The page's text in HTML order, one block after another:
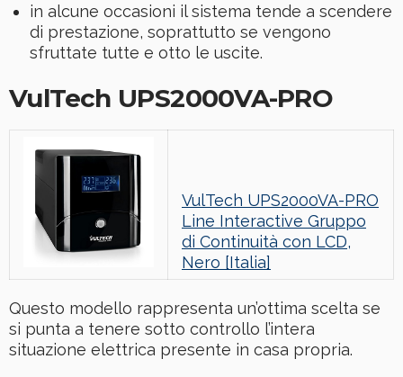
in alcune occasioni il sistema tende a scendere
di prestazione, soprattutto se vengono
sfruttate tutte e otto le uscite.
VulTech UPS2000VA-PRO
VulTech UPS2000VA-PRO
Line Interactive Gruppo
di Continuità con LCD,
Nero [Italia]
Questo modello rappresenta un’ottima scelta se
si punta a tenere sotto controllo l’intera
situazione elettrica presente in casa propria.